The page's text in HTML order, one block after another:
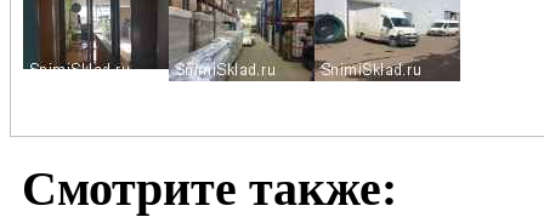
Смотрите также: